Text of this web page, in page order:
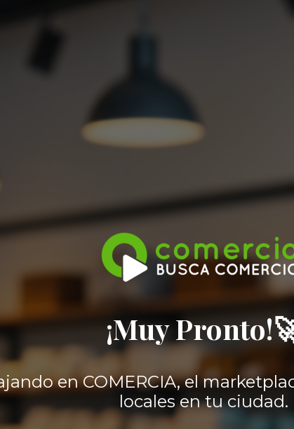
¡Muy
en COMERCIA, el
locales en tu ciudad.